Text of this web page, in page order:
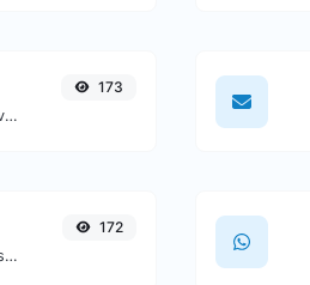
Obtenha o avatar globalmente reconhecido do gravatar.com para qualquer e-mail.
173
Envie uma imagem de código de barras e extraia os dados contidos nela.
172